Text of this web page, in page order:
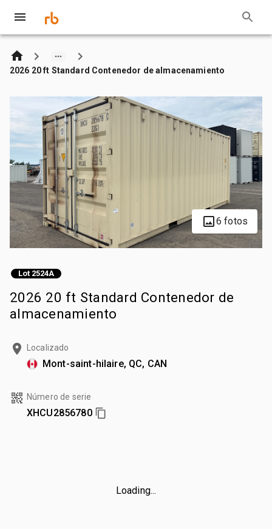
2026 20 ft Standard Contenedor de almacenamiento
6 fotos
Lot 2524A
2026 20 ft Standard Contenedor de
almacenamiento
Localizado
Mont-saint-hilaire, QC, CAN
Número de serie
XHCU2856780
Loading...